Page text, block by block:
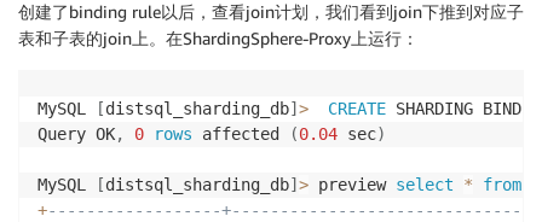
创建了binding rule以后，查看join计划，我们看到join下推到对应子
表和子表的join上。在ShardingSphere-Proxy上运行：
MySQL [distsql_sharding_db] > CREATE SHARDING
Query OK, 0 rows affected (0.04 sec)
MySQL [distsql_sharding_db] > preview select * from
+------------------